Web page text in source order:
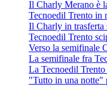
Il Charly Merano è
Tecnoedil Trento in
Il Charly in trasferta
Tecnoedil Trento
Verso la semifinale
La semifinale fra
La Tecnoedil
"Tutto in una notte"